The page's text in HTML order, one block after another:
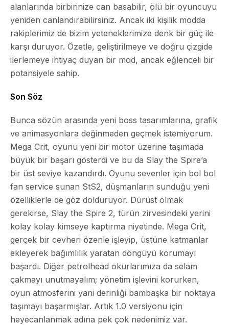
alanlarında birbirinize can basabilir, ölü bir oyuncuyu
yeniden canlandırabilirsiniz. Ancak iki kişilik modda
rakiplerimiz de bizim yeteneklerimize denk bir güç ile
karşı duruyor. Özetle, geliştirilmeye ve doğru çizgide
ilerlemeye ihtiyaç duyan bir mod, ancak eğlenceli bir
potansiyele sahip.
Son Söz
Bunca sözün arasında yeni boss tasarımlarına, grafik
ve animasyonlara değinmeden geçmek istemiyorum.
Mega Crit, oyunu yeni bir motor üzerine taşımada
büyük bir başarı gösterdi ve bu da Slay the Spire’a
bir üst seviye kazandırdı. Oyunu sevenler için bol bol
fan service sunan StS2, düşmanların sunduğu yeni
özelliklerle de göz dolduruyor. Dürüst olmak
gerekirse, Slay the Spire 2, türün zirvesindeki yerini
kolay kolay kimseye kaptırma niyetinde. Mega Crit,
gerçek bir cevheri özenle işleyip, üstüne katmanlar
ekleyerek bağımlılık yaratan döngüyü korumayı
başardı. Diğer petrolhead okurlarımıza da selam
çakmayı unutmayalım; yönetim işlevini korurken,
oyun atmosferini yani derinliği bambaşka bir noktaya
taşımayı başarmışlar. Artık 1.0 versiyonu için
heyecanlanmak adına pek çok nedenimiz var.